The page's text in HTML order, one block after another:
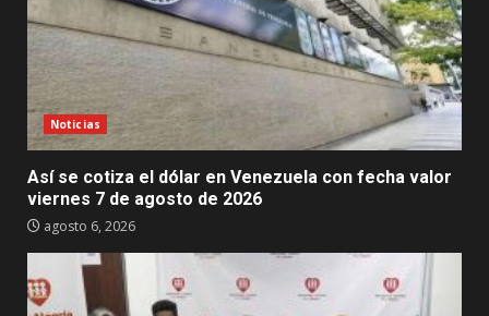
Noticias
Así se cotiza el dólar en Venezuela con fecha valor
viernes 7 de agosto de 2026
agosto 6, 2026